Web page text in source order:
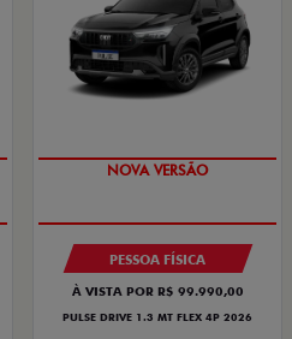
PREÇO IMPERDÍVEL
PESSOA FÍSICA
À VISTA POR R$ 99.990,00
PULSE DRIVE 1.3 MT FLEX 4P 2026